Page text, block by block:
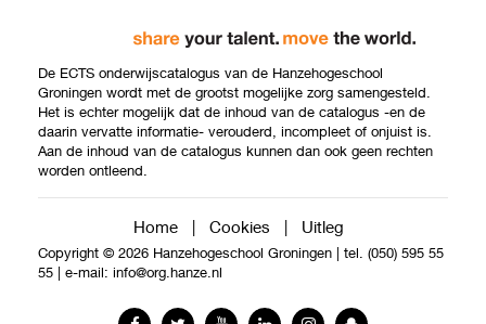
De ECTS onderwijscatalogus van de Hanzehogeschool
Groningen wordt met de grootst mogelijke zorg samengesteld.
Het is echter mogelijk dat de inhoud van de catalogus -en de
daarin vervatte informatie- verouderd, incompleet of onjuist is.
Aan de inhoud van de catalogus kunnen dan ook geen rechten
worden ontleend.
Home Cookies Uitleg
Copyright © 2026 Hanzehogeschool Groningen
tel. (050) 595 55
55
e-mail: info@org.hanze.nl